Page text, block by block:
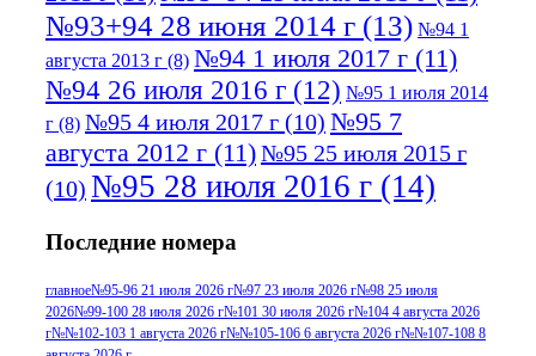
№93+94 28 июня 2014 г (13) №94 1
августа 2013 г (8) №94 1 июля 2017 г (11)
№94 26 июля 2016 г (12) №95 1 июля 2014
г (8) №95 4 июля 2017 г (10) №95 7
августа 2012 г (11)№95 25 июля 2015 г
(10) №95 28 июля 2016 г (14)
июля 2017 г(11)№96 9 августа 2012
г(13) №96 28 июля 2015 г(9) №96+97 3
июля 2014 г(10)№96+97 30 июля
Последние номера
главное№95-96 21 июля 2026 г№97 23 июля 2026 г№98 25 июля
2026№99-100 28 июля 2026 г№101 30 июля 2026 г№104 4 августа 2026
г№№102-103 1 августа 2026 г№№105-106 6 августа 2026 г№№107-108 8